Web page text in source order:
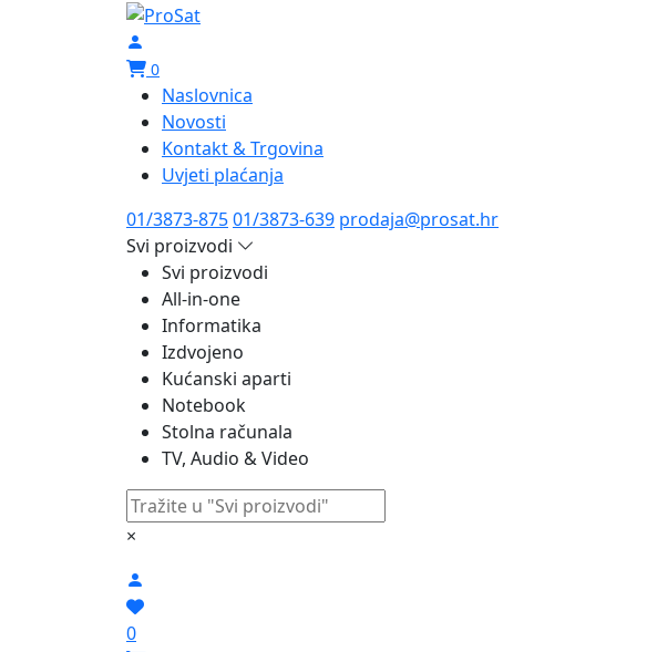
0
Naslovnica
Novosti
Kontakt & Trgovina
Uvjeti plaćanja
01/3873-87501/3873-639 prodaja@prosat.hr
Svi proizvodi
Svi proizvodi
All-in-one
Informatika
Izdvojeno
Kućanski aparti
Notebook
Stolna računala
TV, Audio & Video
×
0